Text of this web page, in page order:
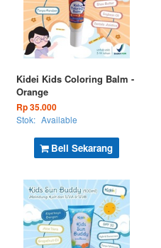
Beli Sekarang
Kidei Kids Coloring Balm -
Orange
Rp 35.000
Stok: Available